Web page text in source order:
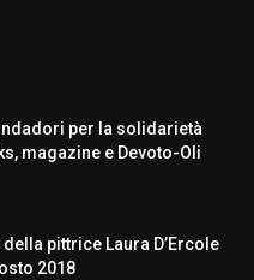
per la solidarietà
magazine e Devoto-Oli
pittrice Laura D’Ercole
2018